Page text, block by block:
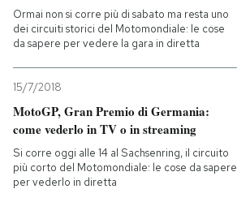
Ormai non si corre più di sabato ma resta uno
dei circuiti storici del Motomondiale: le cose
da sapere per vedere la gara in diretta
15/7/2018
MotoGP, Gran Premio di Germania:
come vederlo in TV o in streaming
Si corre oggi alle 14 al Sachsenring, il circuito
più corto del Motomondiale: le cose da sapere
per vederlo in diretta